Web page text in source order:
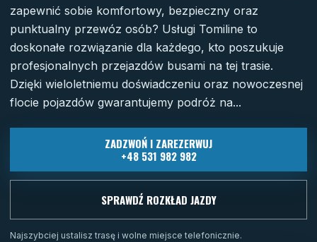
zapewnić sobie komfortowy, bezpieczny oraz
punktualny przewóz osób? Usługi Tomiline to
doskonałe rozwiązanie dla każdego, kto poszukuje
profesjonalnych przejazdów busami na tej trasie.
Dzięki wieloletniemu doświadczeniu oraz nowoczesnej
flocie pojazdów gwarantujemy podróż na...
ZADZWOŃ I ZAREZERWUJ
+48 531 982 982
SPRAWDŹ ROZKŁAD JAZDY
Najszybciej ustalisz trasę i wolne miejsce telefonicznie.